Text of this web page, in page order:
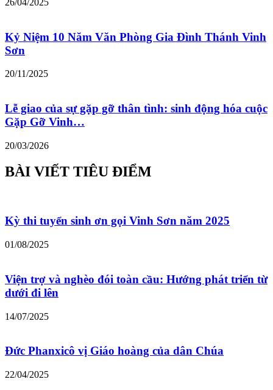
26/04/2025
Kỷ Niệm 10 Năm Văn Phòng Gia Đình Thánh Vinh
Sơn
20/11/2025
Lễ giao của sự gặp gỡ thân tình: sinh động hóa cuộc
Gặp Gỡ Vinh…
20/03/2026
BÀI VIẾT TIÊU ĐIỂM
Kỳ thi tuyển sinh ơn gọi Vinh Sơn năm 2025
01/08/2025
Viện trợ và nghèo đói toàn cầu: Hướng phát triển từ
dưới đi lên
14/07/2025
Đức Phanxicô vị Giáo hoàng của dân Chúa
22/04/2025